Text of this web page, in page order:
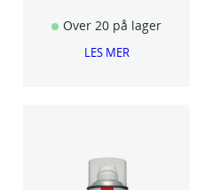
Over 20 på lager
LES MER